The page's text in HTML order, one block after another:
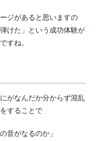
ジがあると思いますの
けた」という成功体験が
すね。
がなんだか分からず混乱
することで
音がなるのか」